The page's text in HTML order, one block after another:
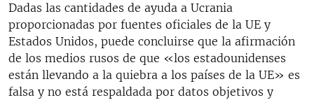
Dadas las cantidades de ayuda a Ucrania
proporcionadas por fuentes oficiales de la UE y
Estados Unidos, puede concluirse que la afirmación
de los medios rusos de que «los estadounidenses
están llevando a la quiebra a los países de la UE» es
falsa y no está respaldada por datos objetivos y